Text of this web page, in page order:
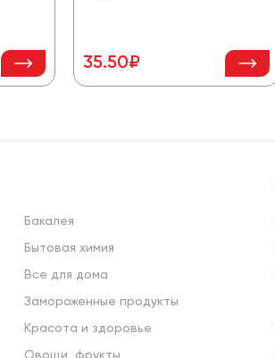
35.50₽
Бакалея
Бытовая химия
Все для дома
Замороженные продукты
Красота и здоровье